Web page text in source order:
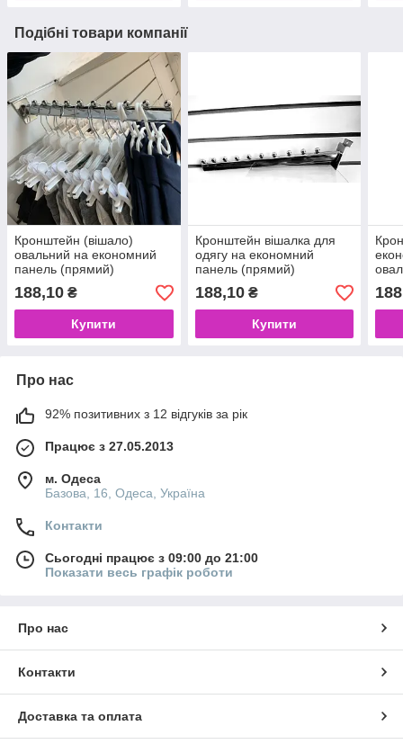
Подібні товари компанії
Кронштейн (вішало)
овальний на економний
панель (прямий)
188,10 ₴
Купити
Кронштейн вішалка для
одягу на економний
панель (прямий)
188,10₴
Купити
Про нас
92% позитивних з 12 відгуків за рік
Працює з 27.05.2013
м. Одеса
Базова, 16, Одеса, Україна
Контакти
Сьогодні працює з 09:00 до 21:00
Показати весь графік роботи
Про нас
Контакти
Доставка та оплата